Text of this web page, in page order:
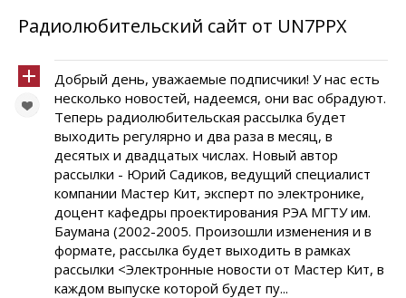
Радиолюбительский сайт от UN7PPX
Добрый день, уважаемые подписчики! У нас есть
несколько новостей, надеемся, они вас обрадуют.
Теперь радиолюбительская рассылка будет
выходить регулярно и два раза в месяц, в
десятых и двадцатых числах. Новый автор
рассылки - Юрий Садиков, ведущий специалист
компании Мастер Кит, эксперт по электронике,
доцент кафедры проектирования РЭА МГТУ им.
Баумана (2002-2005. Произошли изменения и в
формате, рассылка будет выходить в рамках
рассылки <Электронные новости от Мастер Кит, в
каждом выпуске которой будет пу...